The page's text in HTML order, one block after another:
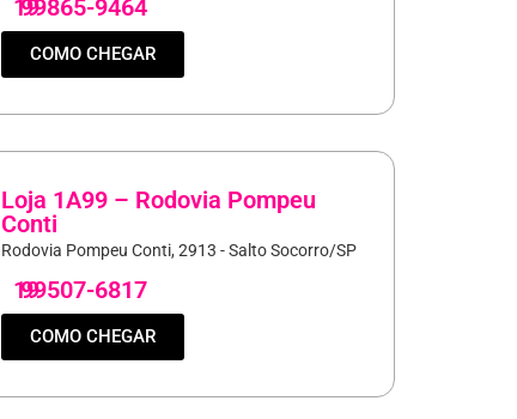
19
99865-9464
COMO CHEGAR
Loja 1A99 – Rodovia Pompeu
Conti
Rodovia Pompeu Conti, 2913 - Salto Socorro/SP
19
99507-6817
COMO CHEGAR